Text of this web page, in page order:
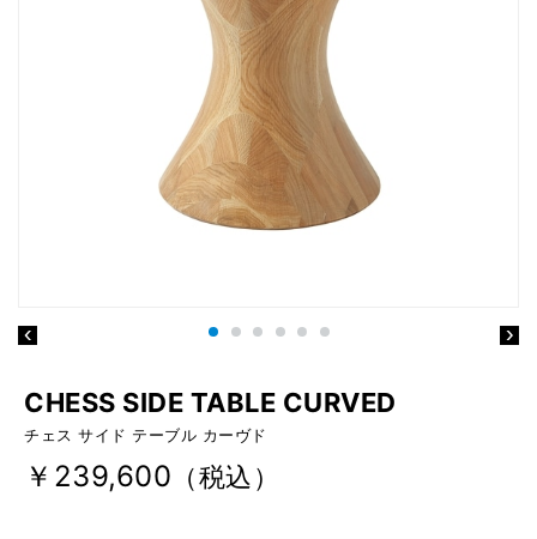
CHESS SIDE TABLE CURVED
チェス サイド テーブル カーヴド
￥239,600 （税込）